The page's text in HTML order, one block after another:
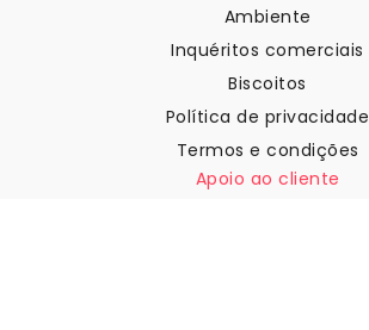
Ambiente
Inquéritos comerciais
Biscoitos
Política de privacidade
Termos e condições
Apoio ao cliente